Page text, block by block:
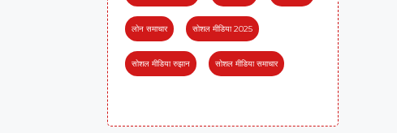
लोन समाचार सोशल मीडिया 2025
सोशल मीडिया रुझान सोशल मीडिया समाचार